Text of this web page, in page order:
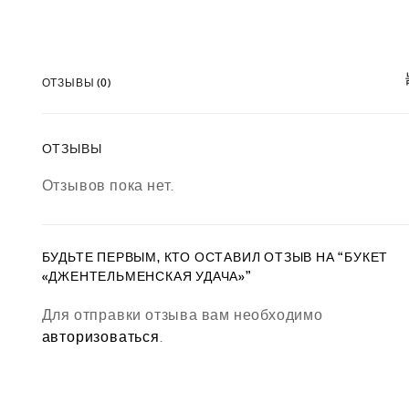
ОТЗЫВЫ (0)
ОТЗЫВЫ
Отзывов пока нет.
БУДЬТЕ ПЕРВЫМ, КТО ОСТАВИЛ ОТЗЫВ НА “БУКЕТ
«ДЖЕНТЕЛЬМЕНСКАЯ УДАЧА»”
Для отправки отзыва вам необходимо
авторизоваться.